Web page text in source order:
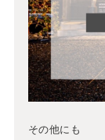
その他にも